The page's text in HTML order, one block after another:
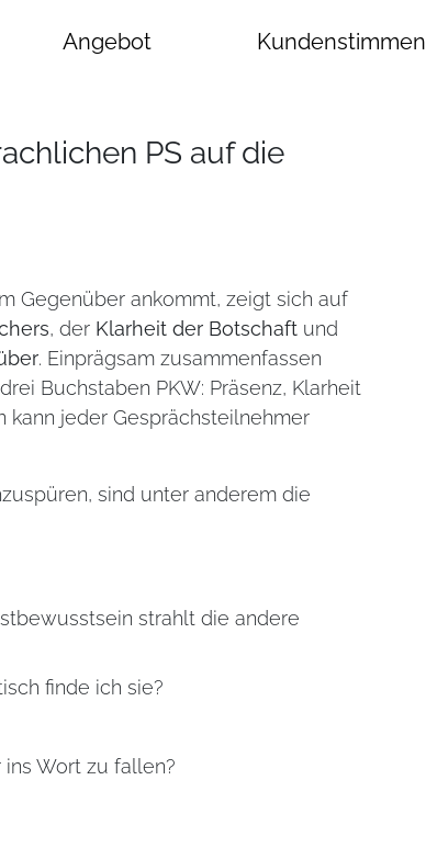
Angebot Kundenstimmen
PS auf die
Gegenüber ankommt, zeigt sich auf
, der Klarheit der Botschaft und
. Einprägsam zusammenfassen
Buchstaben PKW: Präsenz, Klarheit
kann jeder Gesprächsteilnehmer
sind unter anderem die
strahlt die andere
finde ich sie?
Wort zu fallen?